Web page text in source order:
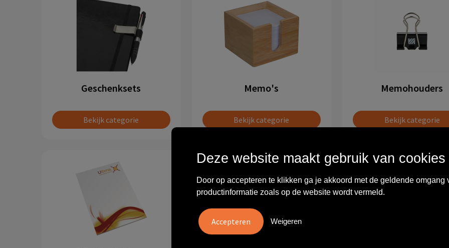
Geschenksets
Bekijk categorie
Memo's
Bekijk categorie
Memohouders
Bekijk categorie
Deze website maakt gebruik van cookies
Door op accepteren te klikken ga je akkoord met de geldende omgang
productinformatie zoals op de website wordt vermeld.
Weigeren